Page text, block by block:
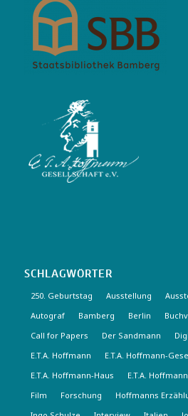
SCHLAGWÖRTER
250. Geburtstag Ausstellung
Autograf
Bamberg Berlin
Call for Papers
Der Sandmann
E.T.A. Hoffmann
E.T.A. Hoffmann-
E.T.A. Hoffmann-Haus
E.T.A.
Film
Forschung Hoffmanns